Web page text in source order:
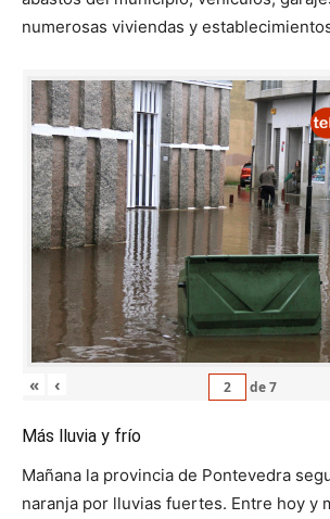
numerosas viviendas y
« ‹ de7
Más lluvia y frío
Mañana la provincia de Pontevedra
naranja por lluvias fuertes. Entre hoy y